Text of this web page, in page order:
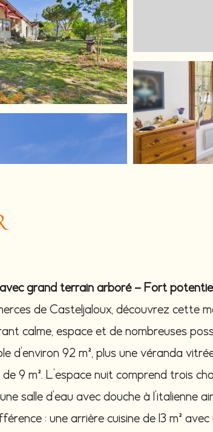
grand terrain arboré – Fort
de Casteljaloux, découvrez cette
calme, espace et de nombreuses
d’environ 92 m², plus une véranda
9 m². L’espace nuit comprend trois
salle d’eau avec douche à l’italienne
: une arrière cuisine de 13 m²